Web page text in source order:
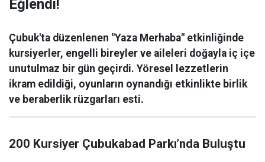
Eğlendi!
Çubuk'ta düzenlenen "Yaza Merhaba" etkinliğinde
kursiyerler, engelli bireyler ve aileleri doğayla iç içe
unutulmaz bir gün geçirdi. Yöresel lezzetlerin
ikram edildiği, oyunların oynandığı etkinlikte birlik
ve beraberlik rüzgarları esti.
200 Kursiyer Çubukabad Parkı’nda Buluştu